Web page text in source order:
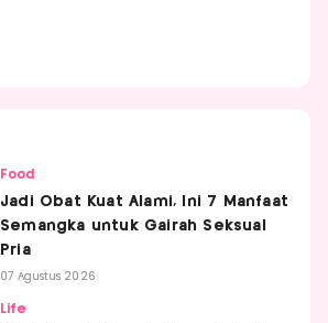
Food
Jadi Obat Kuat Alami, Ini 7 Manfaat
Semangka untuk Gairah Seksual
Pria
07 Agustus 2026
Life